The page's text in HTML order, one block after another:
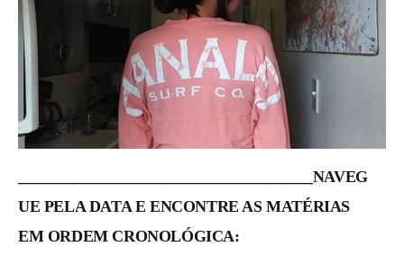
______________________________________NAVEG
UE PELA DATA E ENCONTRE AS MATÉRIAS
EM ORDEM CRONOLÓGICA: